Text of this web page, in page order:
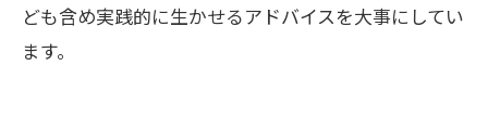
ども含め実践的に生かせるアドバイスを大事にしてい
ます。